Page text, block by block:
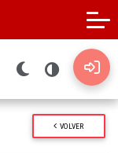
VOLVER